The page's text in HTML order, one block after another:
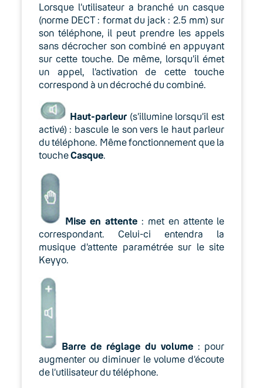
Lorsque l’utilisateur a branché un casque
(norme DECT : format du jack : 2.5 mm) sur
son téléphone, il peut prendre les appels
sans décrocher son combiné en appuyant
sur cette touche. De même, lorsqu’il émet
un appel, l’activation de cette touche
correspond à un décroché du combiné.
Haut-parleur(s’illumine lorsqu’il est
activé) : bascule le son vers le haut parleur
du téléphone. Même fonctionnement que la
toucheCasque.
Mise en attente : met en attente le
correspondant. Celui-ci entendra la
musique d’attente paramétrée sur le site
Keyyo.
Barre de réglage du volume: pour
augmenter ou diminuer le volume d’écoute
de l’utilisateur du téléphone.